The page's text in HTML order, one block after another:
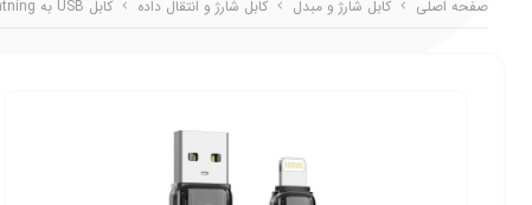
صفحه اصلی کابل شارژ و مبدل کابل شارژ و انتقال داده کابل USB به Lightning نوکسو مدل CN‑9 | کابل شارژ 2.4 آمپر نایلونی آیفونی